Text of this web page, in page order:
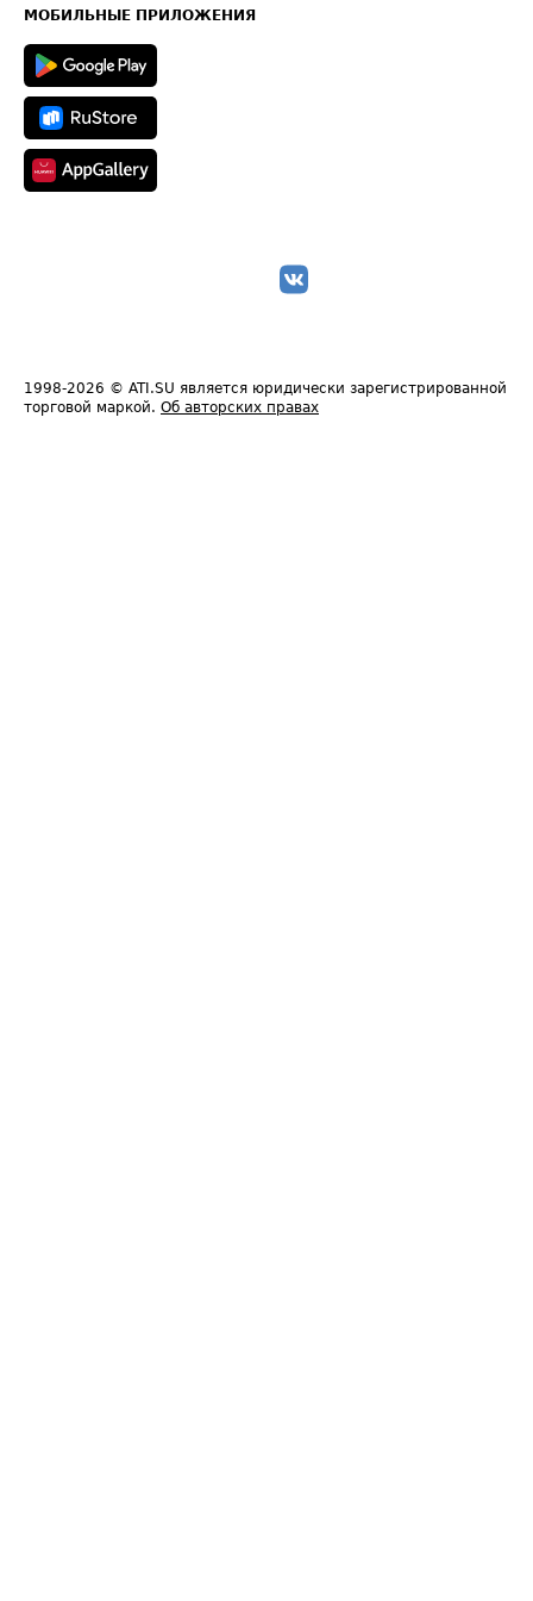
Техническая информация
МОБИЛЬНЫЕ ПРИЛОЖЕНИЯ
1998-2026 © ATI.SU является юридически зарегистрированной
торговой маркой. Об авторских правах